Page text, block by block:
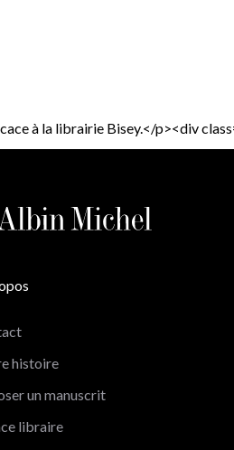
à la librairie Bisey.</p><div
histoire
un manuscrit
libraire